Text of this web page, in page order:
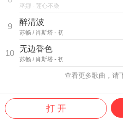
巫娜 - 莲心不染
9 醉清波
苏畅 / 肖斯塔 - 初
10 无边香色
苏畅 / 肖斯塔 - 初
查看更多歌曲，请
打 开